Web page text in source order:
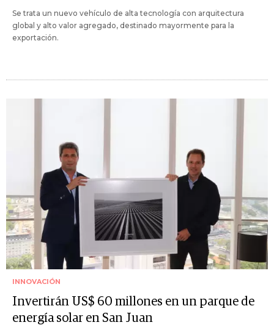
Se trata un nuevo vehículo de alta tecnología con arquitectura
global y alto valor agregado, destinado mayormente para la
exportación.
INNOVACIÓN
Invertirán US$ 60 millones en un parque de
energía solar en San Juan